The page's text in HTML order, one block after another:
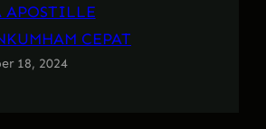
APOSTILLE
CEPAT
18, 2024